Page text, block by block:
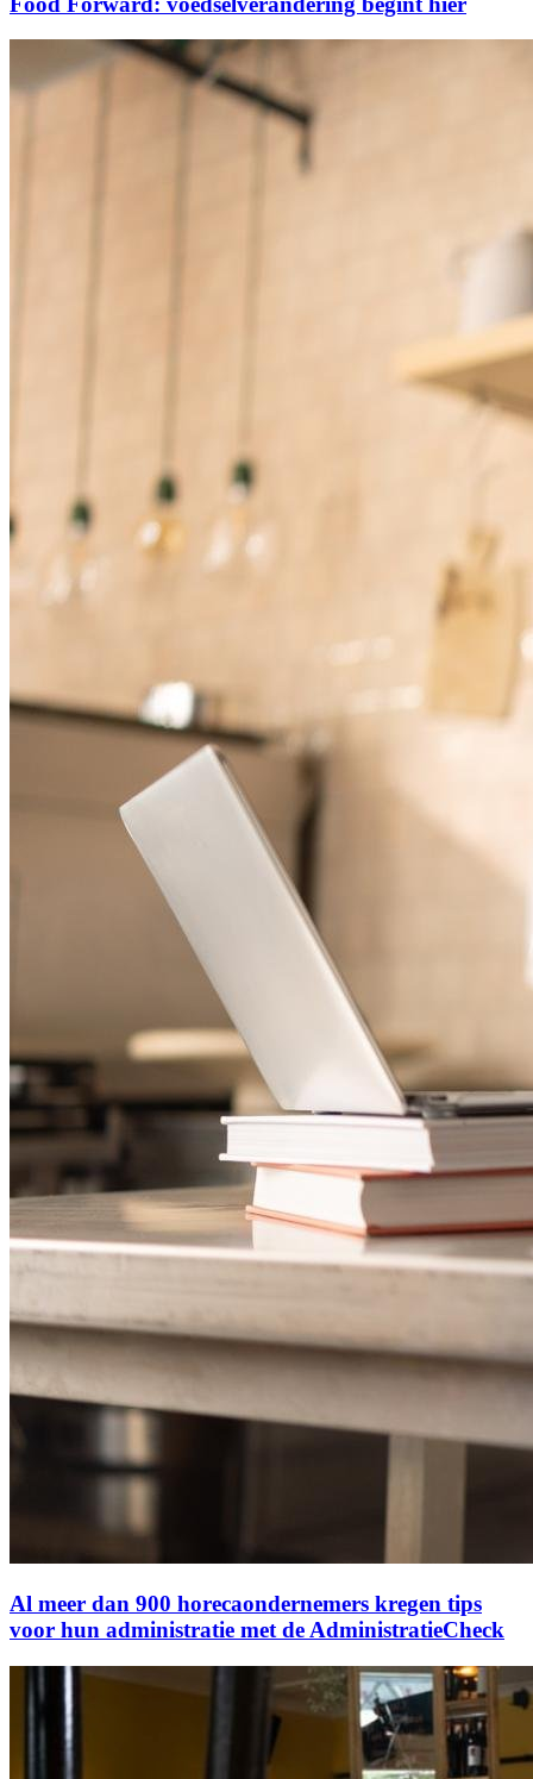
Al meer dan 900 horecaondernemers kregen tips
voor hun administratie met de AdministratieCheck